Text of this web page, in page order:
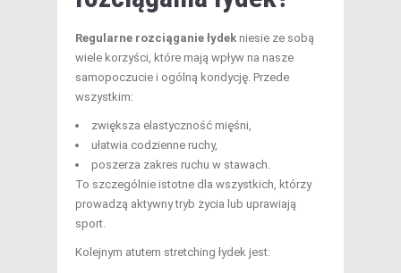
Regularne rozciąganie łydek niesie ze sobą
wiele korzyści, które mają wpływ na nasze
samopoczucie i ogólną kondycję. Przede
wszystkim:
zwiększa elastyczność mięśni,
ułatwia codzienne ruchy,
poszerza zakres ruchu w stawach.
To szczególnie istotne dla wszystkich, którzy
prowadzą aktywny tryb życia lub uprawiają
sport.
Kolejnym atutem stretching łydek jest: